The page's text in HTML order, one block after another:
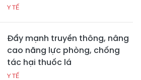
Y TẾ
Đẩy mạnh truyền thông, nâng
cao năng lực phòng, chống
tác hại thuốc lá
Y TẾ